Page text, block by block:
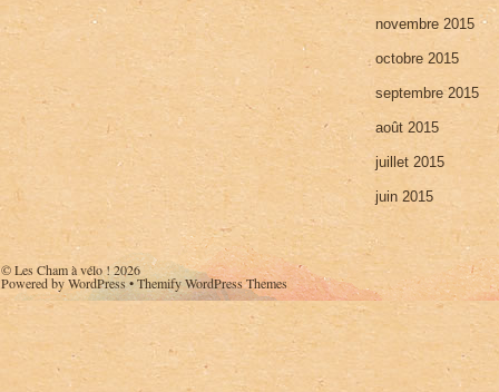
novembre 2015
octobre 2015
septembre 2015
août 2015
juillet 2015
juin 2015
©Les Cham à vélo !2026
Powered byWordPress•Themify WordPress Themes